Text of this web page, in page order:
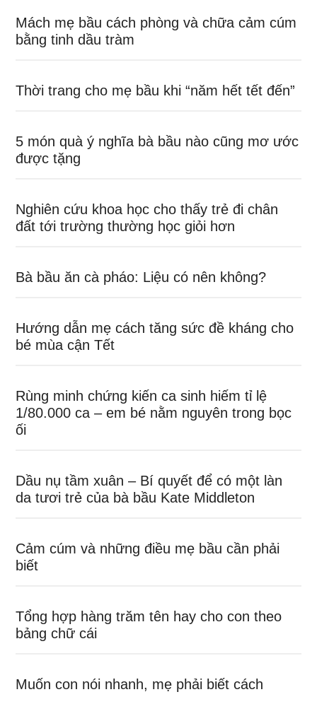
Mách mẹ bầu cách phòng và chữa cảm cúm
bằng tinh dầu tràm
Thời trang cho mẹ bầu khi “năm hết tết đến”
5 món quà ý nghĩa bà bầu nào cũng mơ ước
được tặng
Nghiên cứu khoa học cho thấy trẻ đi chân
đất tới trường thường học giỏi hơn
Bà bầu ăn cà pháo: Liệu có nên không?
Hướng dẫn mẹ cách tăng sức đề kháng cho
bé mùa cận Tết
Rùng minh chứng kiến ca sinh hiếm tỉ lệ
1/80.000 ca – em bé nằm nguyên trong bọc
ối
Dầu nụ tầm xuân – Bí quyết để có một làn
da tươi trẻ của bà bầu Kate Middleton
Cảm cúm và những điều mẹ bầu cần phải
biết
Tổng hợp hàng trăm tên hay cho con theo
bảng chữ cái
Muốn con nói nhanh, mẹ phải biết cách